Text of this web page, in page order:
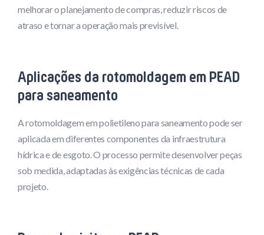
melhorar o planejamento de compras, reduzir riscos de
atraso e tornar a operação mais previsível.
Aplicações da rotomoldagem em PEAD
para saneamento
A rotomoldagem em polietileno para saneamento pode ser
aplicada em diferentes componentes da infraestrutura
hídrica e de esgoto. O processo permite desenvolver peças
sob medida, adaptadas às exigências técnicas de cada
projeto.